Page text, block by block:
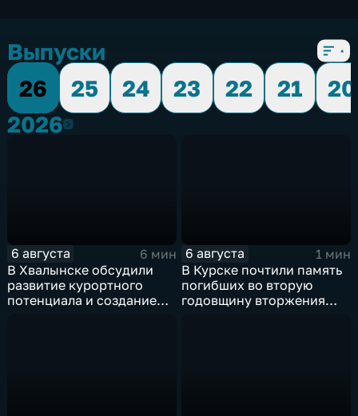
Выпуски
26
25 24 23 22 21
20
20262026
6 августа
6 мин
В Хвалынске обсудили
развитие курортного
потенциала и создание
6 августа
1 мин
В Курске почтили память
погибших во вторую
годовщину вторжения